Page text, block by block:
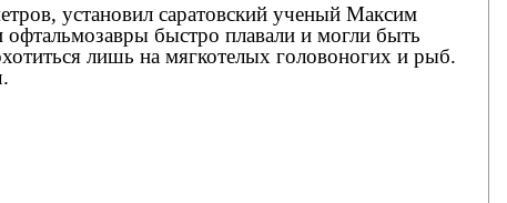
установил саратовский ученый Максим
быстро плавали и могли быть
лишь на мягкотелых головоногих и рыб.